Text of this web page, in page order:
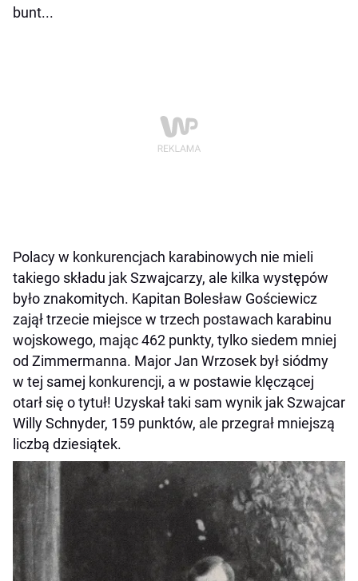
bunt...
Polacy w konkurencjach karabinowych nie mieli
takiego składu jak Szwajcarzy, ale kilka występów
było znakomitych. Kapitan Bolesław Gościewicz
zajął trzecie miejsce w trzech postawach karabinu
wojskowego, mając 462 punkty, tylko siedem mniej
od Zimmermanna. Major Jan Wrzosek był siódmy
w tej samej konkurencji, a w postawie klęczącej
otarł się o tytuł! Uzyskał taki sam wynik jak Szwajcar
Willy Schnyder, 159 punktów, ale przegrał mniejszą
liczbą dziesiątek.